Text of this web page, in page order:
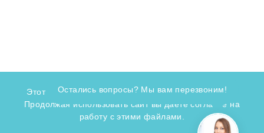
Остались вопросы? Мы вам перезвоним!
Этот сайт использует cookie для хранения данных.
Продолжая использовать сайт вы даете согласие на
работу с этими файлами.